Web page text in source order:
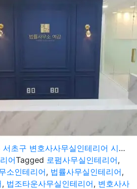
깔끔하고 신뢰감있는 서초구 변호사사무실인테리어 시공현장
어Tagged 로펌사무실인테리어,
소인테리어, 법률사무실인테리어,
, 법조타운사무실인테리어, 변호사사